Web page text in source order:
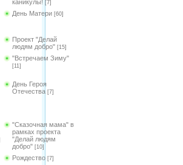
каникулы! [7]
День Матери [60]
Проект "Делай
людям добро" [15]
"Встречаем Зиму"
[11]
День Героя
Отечества [7]
"Сказочная мама" в
рамках проекта
"Делай людям
добро" [10]
Рождество [7]